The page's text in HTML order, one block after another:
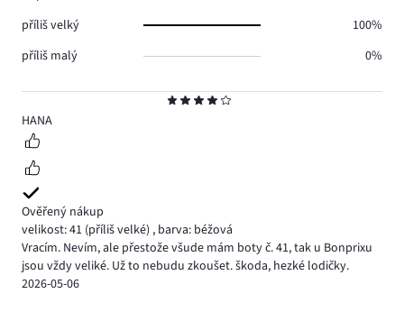
4
HANA
Ověřený nákup
velikost: 41 (příliš velké) , barva: béžová
Vracím. Nevím, ale přestože všude mám boty č. 41, tak u Bonprixu
jsou vždy veliké. Už to nebudu zkoušet. škoda, hezké lodičky.
2026-05-06
příliš velký
100%
příliš malý
0%